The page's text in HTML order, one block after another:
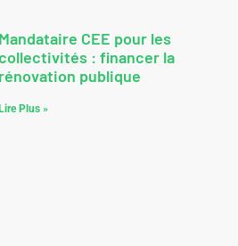
Mandataire CEE pour les
: financer la
rénovation publique
Plus »